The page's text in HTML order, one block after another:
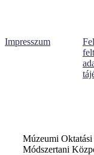
Impresszum
Múzeumi Oktatási
Módszertani